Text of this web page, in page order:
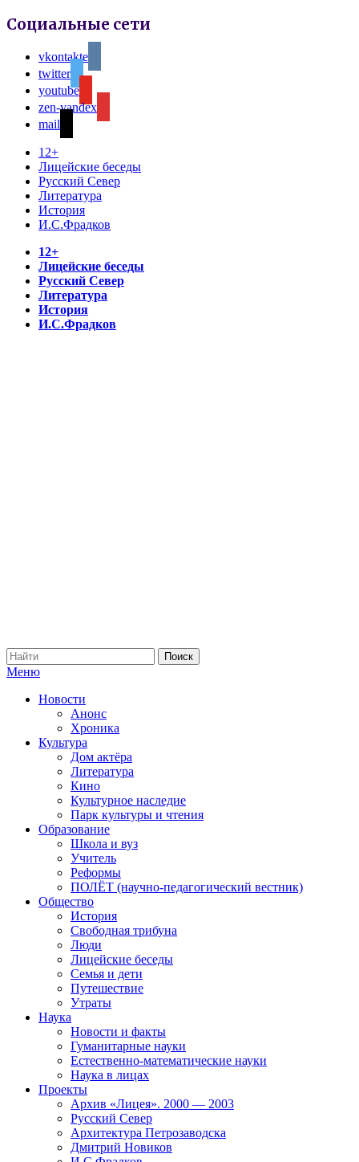
Социальные сети
vkontakte
twitter
youtube
zen-yandex
mail
12+
Лицейские беседы
Русский Север
Литература
История
И.С.Фрадков
12+
Лицейские беседы
Русский Север
Литература
История
И.С.Фрадков
Меню
Новости
Анонс
Хроника
Культура
Дом актёра
Литература
Кино
Культурное наследие
Парк культуры и чтения
Образование
Школа и вуз
Учитель
Реформы
ПОЛЁТ (научно-педагогический вестник)
Общество
История
Свободная трибуна
Люди
Лицейские беседы
Семья и дети
Путешествие
Утраты
Наука
Новости и факты
Гуманитарные науки
Естественно-математические науки
Наука в лицах
Проекты
Архив «Лицея». 2000 — 2003
Русский Север
Архитектура Петрозаводска
Дмитрий Новиков